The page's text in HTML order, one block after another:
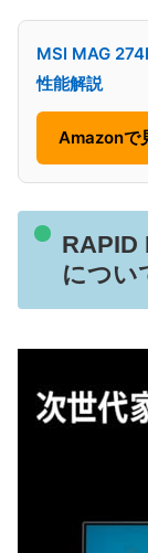
MSI MAG
性能解説
Amazonで
RAPID
につい